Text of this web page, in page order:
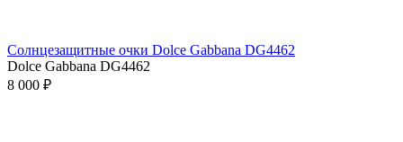
Солнцезащитные очки Dolce Gabbana DG4462
Dolce Gabbana DG4462
8 000 ₽